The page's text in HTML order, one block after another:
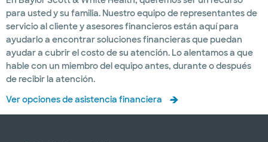
para usted y su familia. Nuestro equipo de representantes de
servicio al cliente y asesores financieros están aquí para
ayudarlo a encontrar soluciones financieras que puedan
ayudar a cubrir el costo de su atención. Lo alentamos a que
hable con un miembro del equipo antes, durante o después
de recibir la atención.
Ver opciones de asistencia financiera